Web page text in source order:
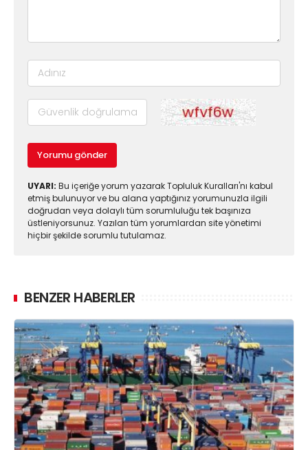
Yorumu gönder
UYARI: Bu içeriğe yorum yazarak Topluluk Kuralları'nı kabul
etmiş bulunuyor ve bu alana yaptığınız yorumunuzla ilgili
doğrudan veya dolaylı tüm sorumluluğu tek başınıza
üstleniyorsunuz. Yazılan tüm yorumlardan site yönetimi
hiçbir şekilde sorumlu tutulamaz.
BENZER HABERLER